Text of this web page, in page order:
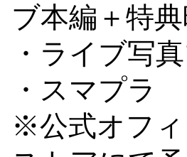
ブ本編＋特典
・ライブ写
・スマプラ
※公式オフ